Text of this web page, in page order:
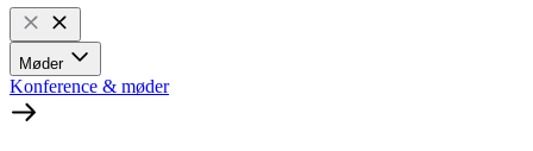
Møder
Konference & møder